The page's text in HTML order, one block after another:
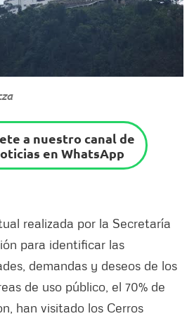
a nuestro canal de
en WhatsApp
realizada por la Secretaría
para identificar las
demandas y deseos de los
de uso público, el 70% de
han visitado los Cerros